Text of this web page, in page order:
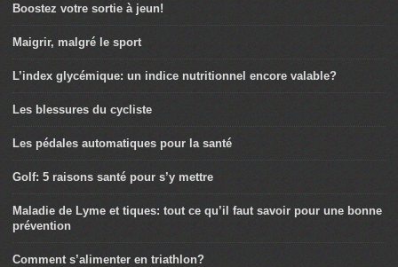
Boostez votre sortie à jeun!
Maigrir, malgré le sport
L’index glycémique: un indice nutritionnel encore valable?
Les blessures du cycliste
Les pédales automatiques pour la santé
Golf: 5 raisons santé pour s’y mettre
Maladie de Lyme et tiques: tout ce qu’il faut savoir pour une bonne
prévention
Comment s’alimenter en triathlon?